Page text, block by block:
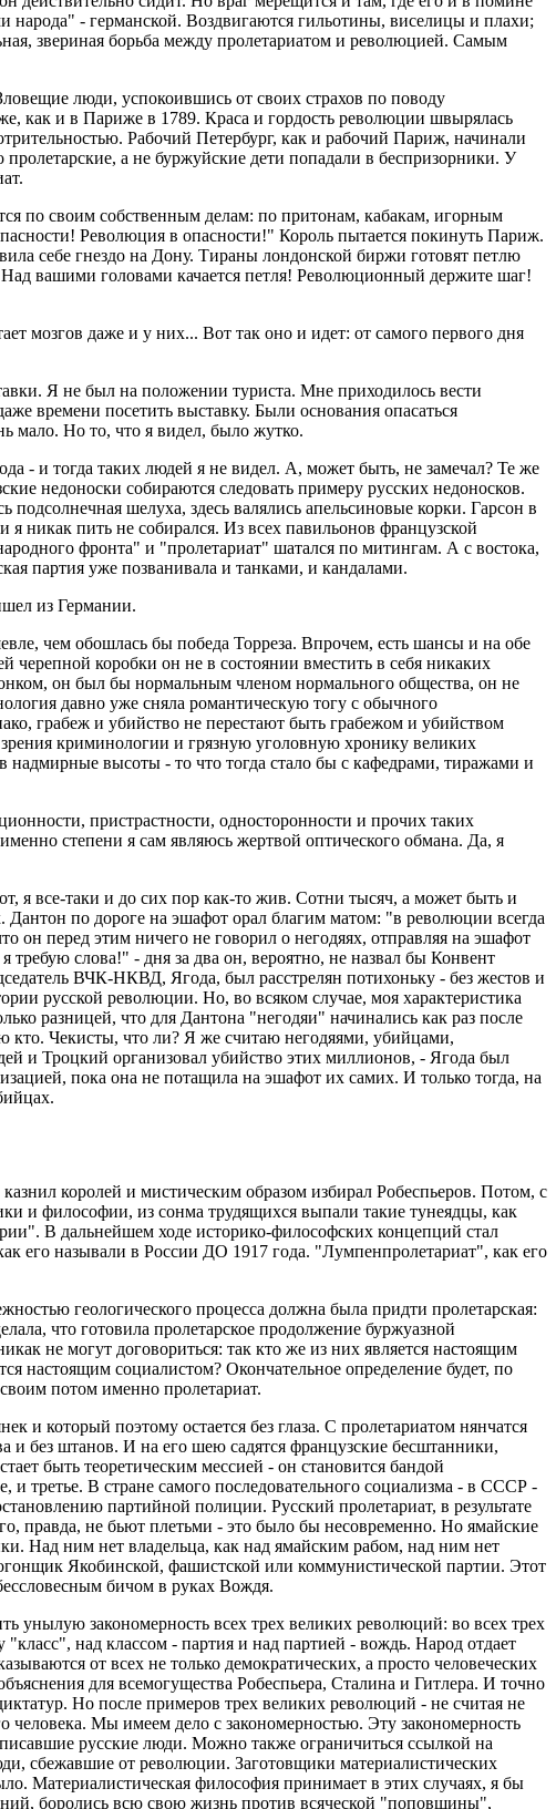
народа" - германской. Воздвигаются гильотины, виселицы и плахи;
звериная борьба между пролетариатом и революцией. Самым
люди, успокоившись от своих страхов по поводу
как и в Париже в 1789. Краса и гордость революции швырялась
Рабочий Петербург, как и рабочий Париж, начинали
а не буржуйские дети попадали в беспризорники. У
по своим собственным делам: по притонам, кабакам, игорным
Революция в опасности!" Король пытается покинуть Париж.
себе гнездо на Дону. Тираны лондонской биржи готовят петлю
вашими головами качается петля! Революционный держите шаг!
мозгов даже и у них... Вот так оно и идет: от самого первого дня
Я не был на положении туриста. Мне приходилось вести
времени посетить выставку. Были основания опасаться
мало. Но то, что я видел, было жутко.
- и тогда таких людей я не видел. А, может быть, не замечал? Те же
недоноски собираются следовать примеру русских недоносков.
шелуха, здесь валялись апельсиновые корки. Гарсон в
я никак пить не собирался. Из всех павильонов французской
фронта" и "пролетариат" шатался по митингам. А с востока,
партия уже позванивала и танками, и кандалами.
из Германии.
чем обошлась бы победа Торреза. Впрочем, есть шансы и на обе
черепной коробки он не в состоянии вместить в себя никаких
он был бы нормальным членом нормального общества, он не
давно уже сняла романтическую тогу с обычного
грабеж и убийство не перестают быть грабежом и убийством
криминологии и грязную уголовную хронику великих
высоты - то что тогда стало бы с кафедрами, тиражами и
пристрастности, односторонности и прочих таких
степени я сам являюсь жертвой оптического обмана. Да, я
я все-таки и до сих пор как-то жив. Сотни тысяч, а может быть и
по дороге на эшафот орал благим матом: "в революции всегда
он перед этим ничего не говорил о негодяях, отправляя на эшафот
требую слова!" - дня за два он, вероятно, не назвал бы Конвент
ВЧК-НКВД, Ягода, был расстрелян потихоньку - без жестов и
русской революции. Но, во всяком случае, моя характеристика
разницей, что для Дантона "негодяи" начинались как раз после
кто. Чекисты, что ли? Я же считаю негодяями, убийцами,
и Троцкий организовал убийство этих миллионов, - Ягода был
пока она не потащила на эшафот их самих. И только тогда, на
королей и мистическим образом избирал Робеспьеров. Потом, с
и философии, из сонма трудящихся выпали такие тунеядцы, как
В дальнейшем ходе историко-философских концепций стал
его называли в России ДО 1917 года. "Лумпенпролетариат", как его
геологического процесса должна была придти пролетарская:
что готовила пролетарское продолжение буржуазной
не могут договориться: так кто же из них является настоящим
настоящим социалистом? Окончательное определение будет, по
потом именно пролетариат.
и который поэтому остается без глаза. С пролетариатом нянчатся
и без штанов. И на его шею садятся французские бесштанники,
быть теоретическим мессией - он становится бандой
третье. В стране самого последовательного социализма - в СССР -
партийной полиции. Русский пролетариат, в результате
правда, не бьют плетьми - это было бы несовременно. Но ямайские
Над ним нет владельца, как над ямайским рабом, над ним нет
Якобинской, фашистской или коммунистической партии. Этот
бичом в руках Вождя.
унылую закономерность всех трех великих революций: во всех трех
над классом - партия и над партией - вождь. Народ отдает
от всех не только демократических, а просто человеческих
для всемогущества Робеспьера, Сталина и Гитлера. И точно
Но после примеров трех великих революций - не считая не
Мы имеем дело с закономерностью. Эту закономерность
русские люди. Можно также ограничиться ссылкой на
сбежавшие от революции. Заготовщики материалистических
Материалистическая философия принимает в этих случаях, я бы
боролись всю свою жизнь против всяческой "поповщины",